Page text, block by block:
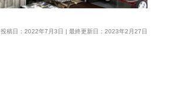
投稿日：2022年7月3日 | 最終更新日：2023年2月27日